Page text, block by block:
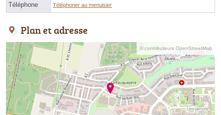
Téléphone Téléphoner au menuisier
Plan et adresse
© contributeurs OpenStreetMap